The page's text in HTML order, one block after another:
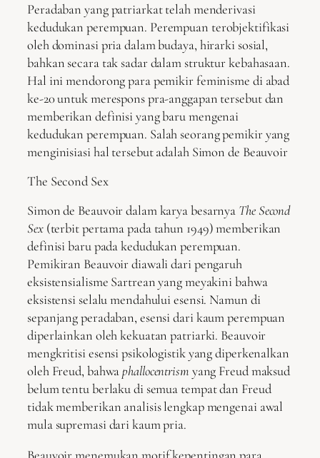
Peradaban yang patriarkat telah menderivasi
kedudukan perempuan. Perempuan terobjektifikasi
oleh dominasi pria dalam budaya, hirarki sosial,
bahkan secara tak sadar dalam struktur kebahasaan.
Hal ini mendorong para pemikir feminisme di abad
ke-20 untuk merespons pra-anggapan tersebut dan
memberikan definisi yang baru mengenai
kedudukan perempuan. Salah seorang pemikir yang
menginisiasi hal tersebut adalah Simon de Beauvoir
The Second Sex
Simon de Beauvoir dalam karya besarnya The Second
Sex(terbit pertama pada tahun 1949) memberikan
definisi baru pada kedudukan perempuan.
Pemikiran Beauvoir diawali dari pengaruh
eksistensialisme Sartrean yang meyakini bahwa
eksistensi selalu mendahului esensi. Namun di
sepanjang peradaban, esensi dari kaum perempuan
diperlainkan oleh kekuatan patriarki. Beauvoir
mengkritisi esensi psikologistik yang diperkenalkan
oleh Freud, bahwaphallocentrism yang Freud maksud
belum tentu berlaku di semua tempat dan Freud
tidak memberikan analisis lengkap mengenai awal
mula supremasi dari kaum pria.